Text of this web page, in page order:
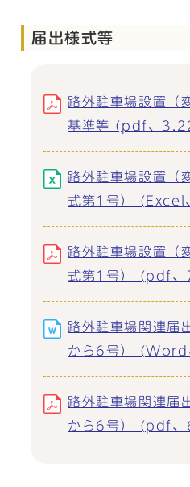
届出様式等
路外駐車場設置（
基準等 (pdf、
路外駐車場設置（
式第1号）
路外駐車場設置（
式第1号） (pdf
路外駐車場関連届
から6号）
路外駐車場関連届
から6号） (pdf